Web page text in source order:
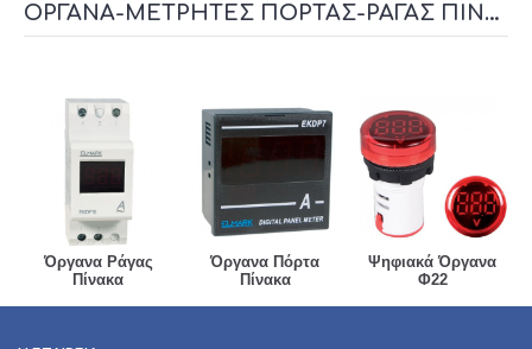
ΌΡΓΑΝΑ-ΜΕΤΡΗΤΈΣ ΠΌΡΤΑΣ-ΡΆΓΑΣ ΠΊΝΑΚΑ
Όργανα Ράγας
Πίνακα
Όργανα Πόρτα
Πίνακα
Ψηφιακά Όργανα
Φ22